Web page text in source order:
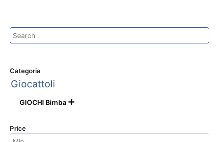
Categoria
Giocattoli
GIOCHI Bimba 
Price